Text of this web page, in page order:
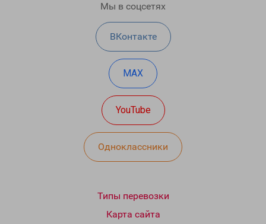
Мы в соцсетях
ВКонтакте
MAX
YouTube
Одноклассники
Типы перевозки
Карта сайта